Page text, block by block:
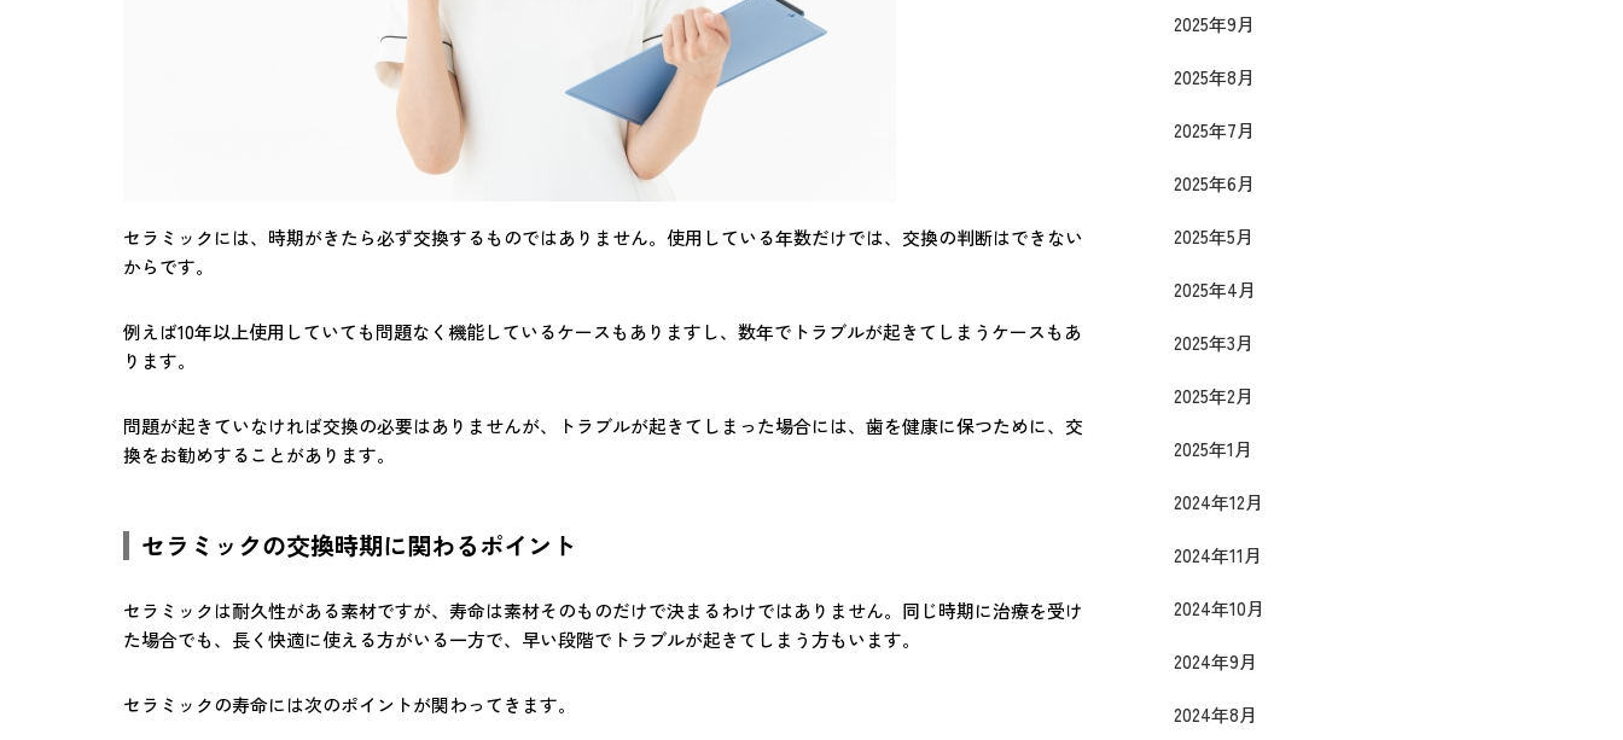
セラミックには、時期がきたら必ず交換するものではありません。使用している年数だけでは、交換の判断はできない
からです。
例えば10年以上使用していても問題なく機能しているケースもありますし、数年でトラブルが起きてしまうケースもあ
ります。
問題が起きていなければ交換の必要はありませんが、トラブルが起きてしまった場合には、歯を健康に保つために、交
換をお勧めすることがあります。
セラミックの交換時期に関わるポイント
セラミックは耐久性がある素材ですが、寿命は素材そのものだけで決まるわけではありません。同じ時期に治療を受け
た場合でも、長く快適に使える方がいる一方で、早い段階でトラブルが起きてしまう方もいます。
セラミックの寿命には次のポイントが関わってきます。
2025年9月
2025年8月
2025年7月
2025年6月
2025年5月
2025年4月
2025年3月
2025年2月
2025年1月
2024年12月
2024年11月
2024年10月
2024年9月
2024年8月